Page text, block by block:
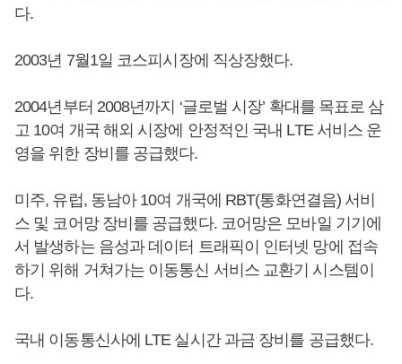
다.
2003년 7월1일 코스피시장에 직상장했다.
2004년부터 2008년까지 ‘글로벌 시장’ 확대를 목표로 삼
고 10여 개국 해외 시장에 안정적인 국내 LTE 서비스 운
영을 위한 장비를 공급했다.
미주, 유럽, 동남아 10여 개국에 RBT(통화연결음) 서비
스 및 코어망 장비를 공급했다. 코어망은 모바일 기기에
서 발생하는 음성과 데이터 트래픽이 인터넷 망에 접속
하기 위해 거쳐가는 이동통신 서비스 교환기 시스템이
다.
국내 이동통신사에 LTE 실시간 과금 장비를 공급했다.